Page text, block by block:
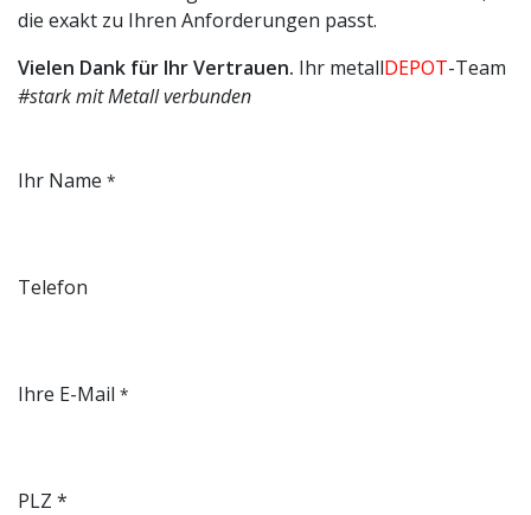
die exakt zu Ihren Anforderungen passt.
Vielen Dank für Ihr Vertrauen. Ihr metallDEPOT-Team
#stark mit Metall verbunden
Ihr Name *
Telefon
Ihre E-Mail *
PLZ *